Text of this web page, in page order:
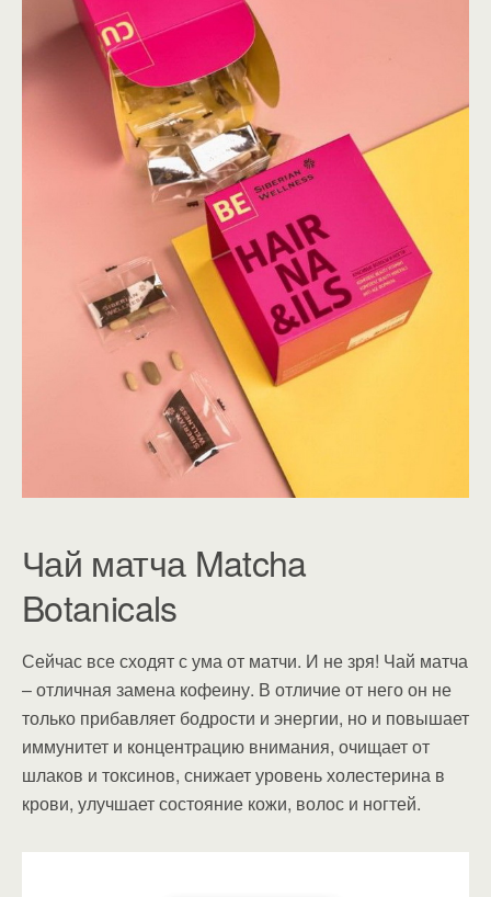
Чай матча Matcha
Botanicals
Сейчас все сходят с ума от матчи. И не зря! Чай матча
– отличная замена кофеину. В отличие от него он не
только прибавляет бодрости и энергии, но и повышает
иммунитет и концентрацию внимания, очищает от
шлаков и токсинов, снижает уровень холестерина в
крови, улучшает состояние кожи, волос и ногтей.